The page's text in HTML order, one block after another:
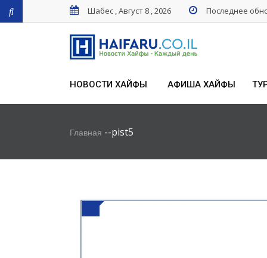
Шабес , Август 8 , 2026 Последнее
НОВОСТИ ХАЙФЫ АФИША ХАЙФЫ
Главная --pist5